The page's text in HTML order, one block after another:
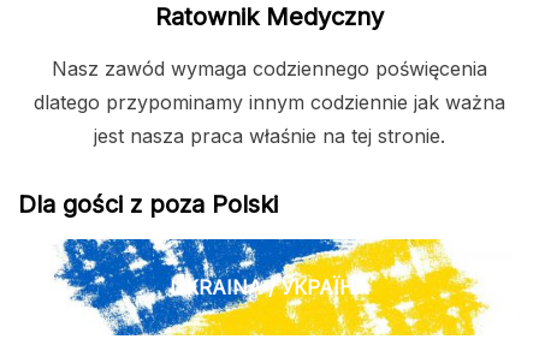
Ratownik Medyczny
Nasz zawód wymaga codziennego poświęcenia
dlatego przypominamy innym codziennie jak ważna
jest nasza praca właśnie na tej stronie.
Dla gości z poza Polski
UKRAINA / УКРАЇНА